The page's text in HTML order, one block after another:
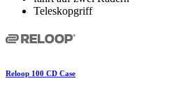
Teleskopgriff
Reloop 100 CD Case